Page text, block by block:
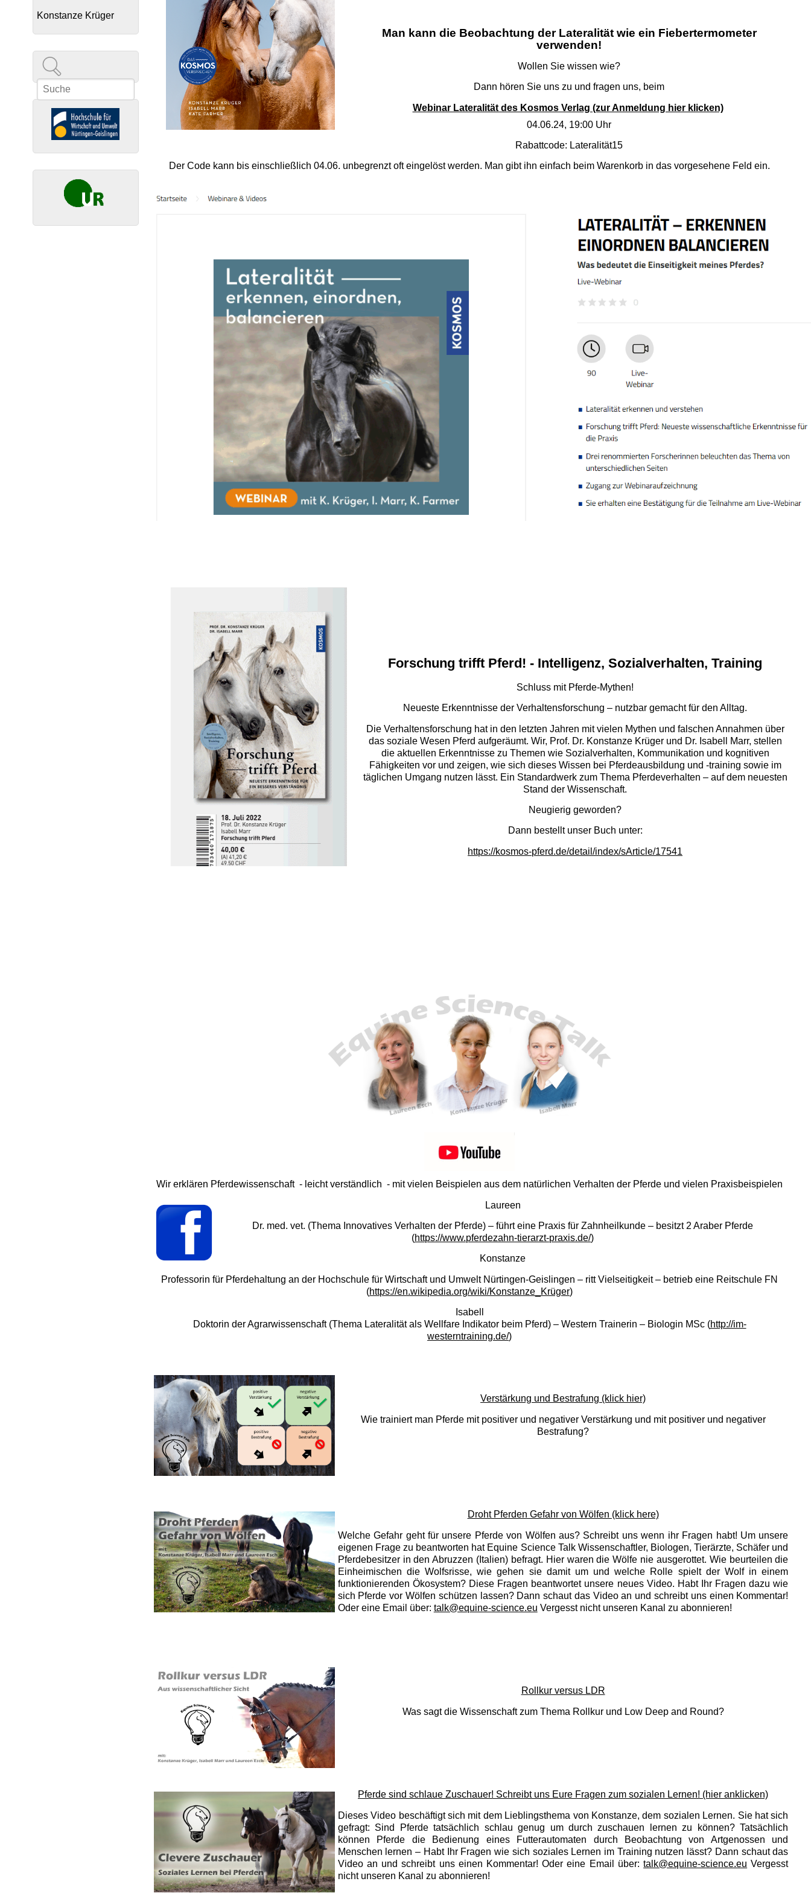
Konstanze Krüger
Suchformular
Suche
Man kann die Beobachtung der Lateralität wie ein Fiebertermometer
verwenden!
Wollen Sie wissen wie?
Dann hören Sie uns zu und fragen uns, beim
Webinar Lateralität des Kosmos Verlag (zur Anmeldung hier klicken)
04.06.24, 19:00 Uhr
Rabattcode: Lateralität15
Der Code kann bis einschließlich 04.06. unbegrenzt oft eingelöst werden. Man gibt ihn einfach beim Warenkorb in das vorgesehene Feld ein.
Forschung trifft Pferd! - Intelligenz, Sozialverhalten, Training
Schluss mit Pferde-Mythen!
Neueste Erkenntnisse der Verhaltensforschung – nutzbar gemacht für den Alltag.
Die Verhaltensforschung hat in den letzten Jahren mit vielen Mythen und falschen Annahmen über
das soziale Wesen Pferd aufgeräumt. Wir, Prof. Dr. Konstanze Krüger und Dr. Isabell Marr, stellen
die aktuellen Erkenntnisse zu Themen wie Sozialverhalten, Kommunikation und kognitiven
Fähigkeiten vor und zeigen, wie sich dieses Wissen bei Pferdeausbildung und -training sowie im
täglichen Umgang nutzen lässt. Ein Standardwerk zum Thema Pferdeverhalten – auf dem neuesten
Stand der Wissenschaft.
Neugierig geworden?
Dann bestellt unser Buch unter:
https://kosmos-pferd.de/detail/index/sArticle/17541
Wir erklären Pferdewissenschaft - leicht verständlich - mit vielen Beispielen aus dem natürlichen Verhalten der Pferde und vielen Praxisbeispielen
Laureen
Dr. med. vet. (Thema Innovatives Verhalten der Pferde) – führt eine Praxis für Zahnheilkunde – besitzt 2 Araber Pferde
(https://www.pferdezahn-tierarzt-praxis.de/)
Konstanze
Professorin für Pferdehaltung an der Hochschule für Wirtschaft und Umwelt Nürtingen-Geislingen – ritt Vielseitigkeit – betrieb eine Reitschule FN
(https://en.wikipedia.org/wiki/Konstanze_Krüger)
Isabell
Doktorin der Agrarwissenschaft (Thema Lateralität als Wellfare Indikator beim Pferd) – Western Trainerin – Biologin MSc (http://im-
westerntraining.de/)
Verstärkung und Bestrafung (klick hier)
Wie trainiert man Pferde mit positiver und negativer Verstärkung und mit positiver und negativer
Bestrafung?
Droht Pferden Gefahr von Wölfen (klick here)
Welche Gefahr geht für unsere Pferde von Wölfen aus? Schreibt uns wenn ihr Fragen habt! Um unsere
eigenen Frage zu beantworten hat Equine Science Talk Wissenschaftler, Biologen, Tierärzte, Schäfer und
Pferdebesitzer in den Abruzzen (Italien) befragt. Hier waren die Wölfe nie ausgerottet. Wie beurteilen die
Einheimischen die Wolfsrisse, wie gehen sie damit um und welche Rolle spielt der Wolf in einem
funktionierenden Ökosystem? Diese Fragen beantwortet unsere neues Video. Habt Ihr Fragen dazu wie
sich Pferde vor Wölfen schützen lassen? Dann schaut das Video an und schreibt uns einen Kommentar!
Oder eine Email über: talk@equine-science.eu Vergesst nicht unseren Kanal zu abonnieren!
Rollkur versus LDR
Was sagt die Wissenschaft zum Thema Rollkur und Low Deep and Round?
Pferde sind schlaue Zuschauer! Schreibt uns Eure Fragen zum sozialen Lernen! (hier anklicken)
Dieses Video beschäftigt sich mit dem Lieblingsthema von Konstanze, dem sozialen Lernen. Sie hat sich
gefragt: Sind Pferde tatsächlich schlau genug um durch zuschauen lernen zu können? Tatsächlich
können Pferde die Bedienung eines Futterautomaten durch Beobachtung von Artgenossen und
Menschen lernen – Habt Ihr Fragen wie sich soziales Lernen im Training nutzen lässt? Dann schaut das
Video an und schreibt uns einen Kommentar! Oder eine Email über:talk@equine-science.eu Vergesst
nicht unseren Kanal zu abonnieren!